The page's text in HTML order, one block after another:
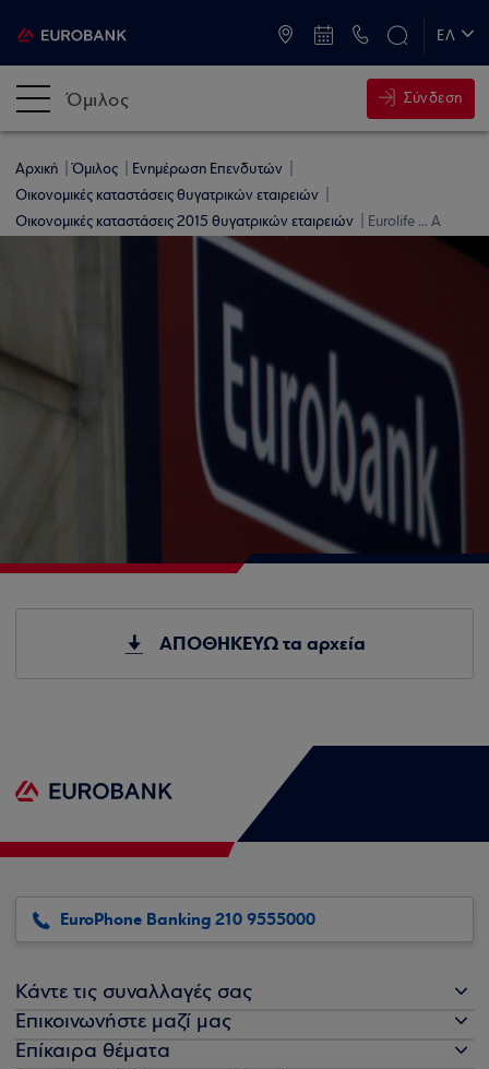
ΕΛ
Όμιλος Σύνδεση
Αρχική Όμιλος
Ενημέρωση Επενδυτών
Οικονομικές καταστάσεις θυγατρικών εταιρειών
Οικονομικές καταστάσεις 2015 θυγατρικών εταιρειών
Eurolife ... A
ΑΠΟΘΗΚΕΥΩ τα αρχεία
EuroPhone Banking 210 9555000
Κάντε τις συναλλαγές σας
Επικοινωνήστε μαζί μας
Επίκαιρα θέματα